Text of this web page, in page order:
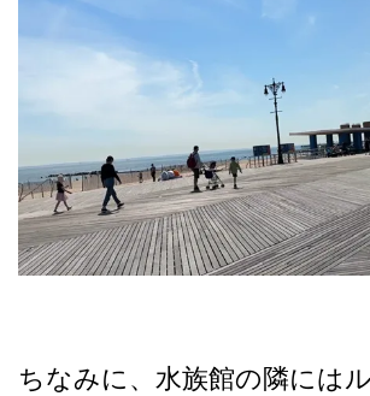
ちなみに、水族館の隣には